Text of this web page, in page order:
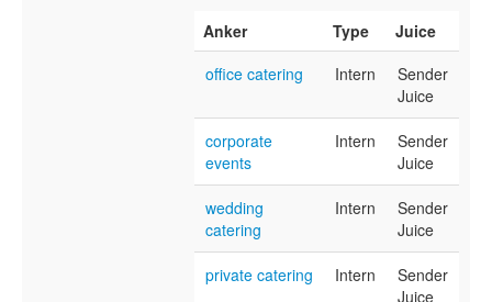
Anker Type
Juice
office catering
Intern
Sender
Juice
corporate
events
Intern
Sender
Juice
wedding
catering
Intern
Sender
Juice
private catering Intern
Sender
Juice